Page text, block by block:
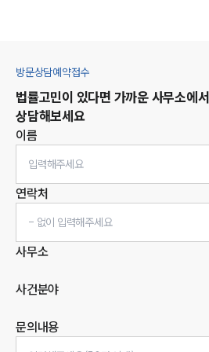
방문상담예약접수
법률고민이 있다면 가까운 사무소에서
상담해보세요
이름
연락처
사무소
사건분야
문의내용